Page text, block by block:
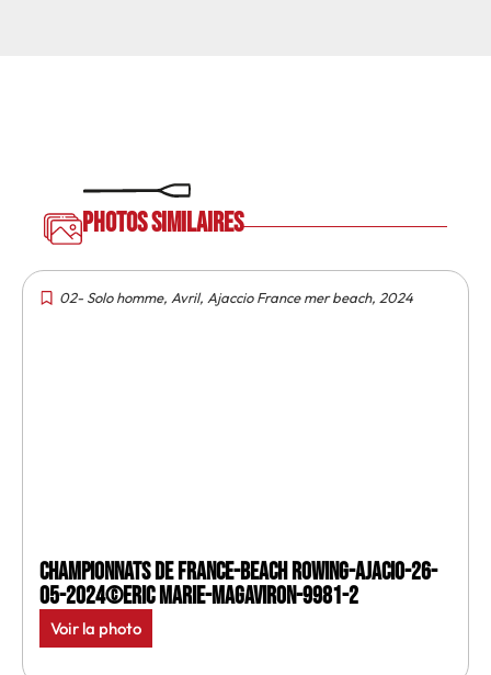
Photos similaires
02- Solo homme, Avril, Ajaccio France mer beach, 2024
Championnats de France-Beach rowing-Ajacio-26-
05-2024©Eric Marie-MagAviron-9981-2
Voir la photo